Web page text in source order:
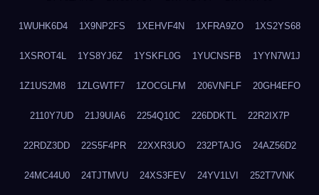
1WUHK6D4 1X9NP2FS 1XEHVF4N 1XFRA9ZO 1XS2YS68
1XSROT4L 1YS8YJ6Z 1YSKFL0G 1YUCNSFB 1YYN7W1J
1Z1US2M8 1ZLGWTF7 1ZOCGLFM 206VNFLF 20GH4EFO
2110Y7UD 21J9UIA6 2254Q10C 226DDKTL 22R2IX7P
22RDZ3DD 22S5F4PR 22XXR3UO 232PTAJG 24AZ56D2
24MC44U0 24TJTMVU 24XS3FEV 24YV1LVI 252T7VNK